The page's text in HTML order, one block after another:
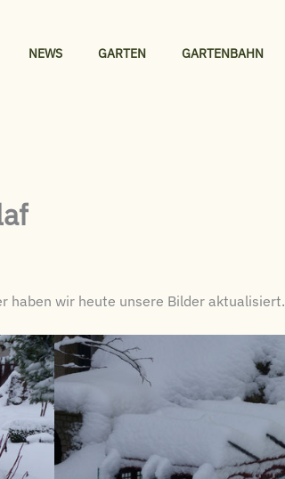
NEWS GARTEN GARTENBAHN
haben wir heute unsere Bilder aktualisiert.